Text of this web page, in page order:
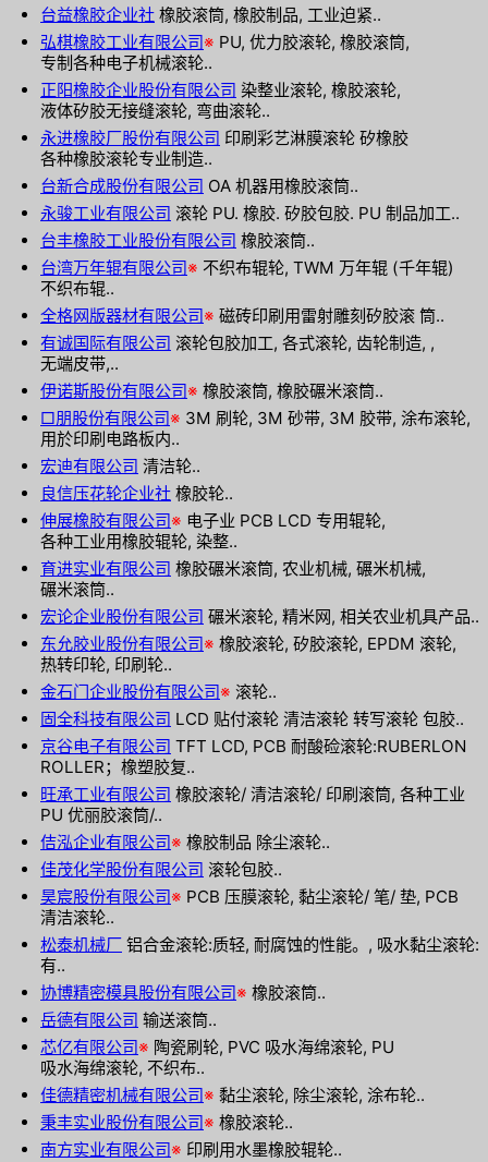
台益橡胶企业社 橡胶滚筒, 橡胶制品, 工业迫紧..
弘棋橡胶工业有限公司※ PU, 优力胶滚轮, 橡胶滚筒,
专制各种电子机械滚轮..
正阳橡胶企业股份有限公司 染整业滚轮, 橡胶滚轮,
液体矽胶无接缝滚轮, 弯曲滚轮..
永进橡胶厂股份有限公司 印刷彩艺淋膜滚轮 矽橡胶
各种橡胶滚轮专业制造..
台新合成股份有限公司 OA 机器用橡胶滚筒..
永骏工业有限公司 滚轮 PU. 橡胶. 矽胶包胶. PU 制品加工..
台丰橡胶工业股份有限公司 橡胶滚筒..
台湾万年辊有限公司※ 不织布辊轮, TWM 万年辊 (千年辊)
不织布辊..
全格网版器材有限公司※ 磁砖印刷用雷射雕刻矽胶滚 筒..
有诚国际有限公司 滚轮包胶加工, 各式滚轮, 齿轮制造, ,
无端皮带,..
伊诺斯股份有限公司※ 橡胶滚筒, 橡胶碾米滚筒..
□朋股份有限公司※ 3M 刷轮, 3M 砂带, 3M 胶带, 涂布滚轮,
用於印刷电路板内..
宏迪有限公司 清洁轮..
良信压花轮企业社 橡胶轮..
伸展橡胶有限公司※ 电子业 PCB LCD 专用辊轮,
各种工业用橡胶辊轮, 染整..
育进实业有限公司 橡胶碾米滚筒, 农业机械, 碾米机械,
碾米滚筒..
宏论企业股份有限公司 碾米滚轮, 精米网, 相关农业机具产品..
东允胶业股份有限公司※ 橡胶滚轮, 矽胶滚轮, EPDM 滚轮,
热转印轮, 印刷轮..
金石门企业股份有限公司※ 滚轮..
固全科技有限公司 LCD 贴付滚轮 清洁滚轮 转写滚轮 包胶..
京谷电子有限公司 TFT LCD, PCB 耐酸硷滚轮:RUBERLON
ROLLER；橡塑胶复..
旺承工业有限公司 橡胶滚轮/ 清洁滚轮/ 印刷滚筒, 各种工业
PU 优丽胶滚筒/..
佶泓企业有限公司※ 橡胶制品 除尘滚轮..
佳茂化学股份有限公司 滚轮包胶..
昊宸股份有限公司※ PCB 压膜滚轮, 黏尘滚轮/ 笔/ 垫, PCB
清洁滚轮..
松泰机械厂 铝合金滚轮:质轻, 耐腐蚀的性能。, 吸水黏尘滚轮:
有..
协博精密模具股份有限公司※ 橡胶滚筒..
岳德有限公司 输送滚筒..
芯亿有限公司※ 陶瓷刷轮, PVC 吸水海绵滚轮, PU
吸水海绵滚轮, 不织布..
佳德精密机械有限公司※ 黏尘滚轮, 除尘滚轮, 涂布轮..
秉丰实业股份有限公司※ 橡胶滚轮..
南方实业有限公司※ 印刷用水墨橡胶辊轮..